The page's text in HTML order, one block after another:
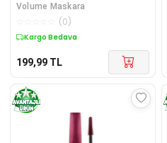
Volume Maskara
(0)
Kargo Bedava
199,99 TL